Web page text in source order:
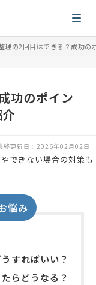
理の2回目はできる？成功の
功のポイン
終更新日：2026年02月02日
悩み
すればいい？
らどうなる？